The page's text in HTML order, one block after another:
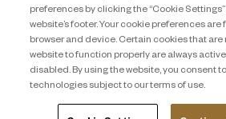
About Travel + Leisure Co
Cookie Settings
แผนผั
preferences by clicking the “Cookie
website’s footer. Your cookie preferences are
browser and device. Certain cookies that
website to function properly are always
disabled. By using the website, you consent
technologies subject to our terms of use.